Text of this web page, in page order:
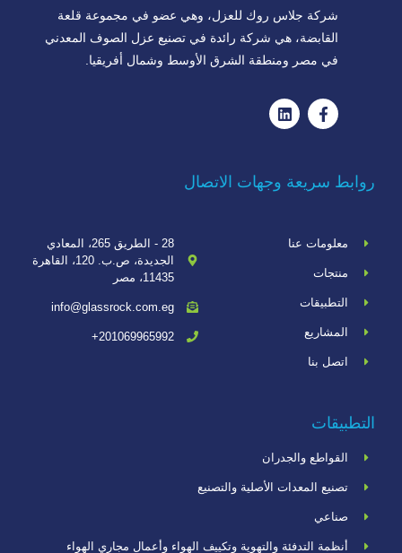
شركة جلاس روك للعزل، وهي عضو في مجموعة قلعة
القابضة، هي شركة رائدة في تصنيع عزل الصوف المعدني
في مصر ومنطقة الشرق الأوسط وشمال أفريقيا.
روابط سريعة وجهات الاتصال
معلومات عنا
منتجات
التطبيقات
المشاريع
اتصل بنا
28 - الطريق 265، المعادي
الجديدة، ص.ب. 120، القاهرة
11435، مصر
info@glassrock.com.eg
201069965992+
التطبيقات
القواطع والجدران
تصنيع المعدات الأصلية والتصنيع
صناعي
أنظمة التدفئة والتهوية وتكييف الهواء وأعمال مجاري الهواء